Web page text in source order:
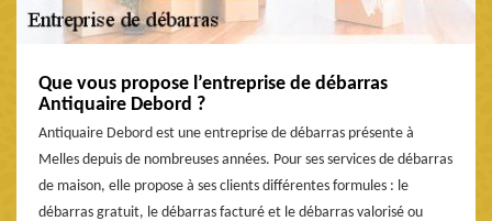
Que vous propose l’entreprise de débarras
Antiquaire Debord ?
Antiquaire Debord est une entreprise de débarras présente à
Melles depuis de nombreuses années. Pour ses services de débarras
de maison, elle propose à ses clients différentes formules : le
débarras gratuit, le débarras facturé et le débarras valorisé ou